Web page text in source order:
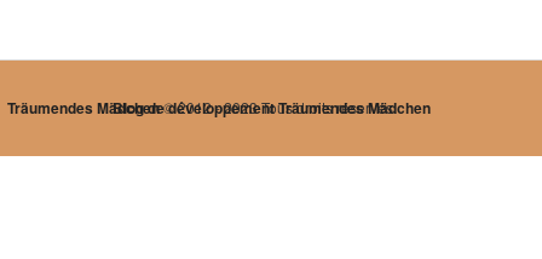
Blog de développement Träumendes Mädchen
Träumendes Mädchen© 2012 - 2023 Tous droits réservés.